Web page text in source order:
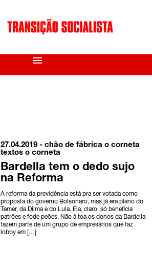
menu
27.04.2019 -chão de fábrica o corneta
textos o corneta
Bardella tem o dedo sujo
na Reforma
A reforma da previdência está pra ser votada como
proposta do governo Bolsonaro, mas já era plano do
Temer, da Dilma e do Lula. Ela, claro, só beneficia
patrões e fode peões. Não à toa os donos da Bardella
fazem parte de um grupo de empresários que faz
lobby em […]